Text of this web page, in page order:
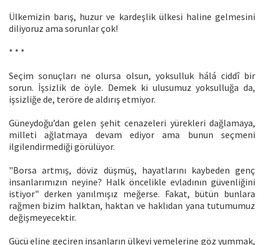
Ülkemizin barış, huzur ve kardeşlik ülkesi haline gelmesini
diliyoruz ama sorunlar çok!
* * *
Seçim sonuçları ne olursa olsun, yoksulluk hálá ciddî bir
sorun. İşsizlik de öyle. Demek ki ulusumuz yoksulluğa da,
işsizliğe de, teröre de aldırış etmiyor.
Güneydoğu’dan gelen şehit cenazeleri yürekleri dağlamaya,
milleti ağlatmaya devam ediyor ama bunun seçmeni
ilgilendirmediği görülüyor.
"Borsa artmış, döviz düşmüş, hayatlarını kaybeden genç
insanlarımızın neyine? Halk öncelikle evladının güvenliğini
istiyor" derken yanılmışız meğerse. Fakat, bütün bunlara
rağmen bizim halktan, haktan ve haklıdan yana tutumumuz
değişmeyecektir.
Gücü eline geçiren insanların ülkeyi yemelerine göz yummak,